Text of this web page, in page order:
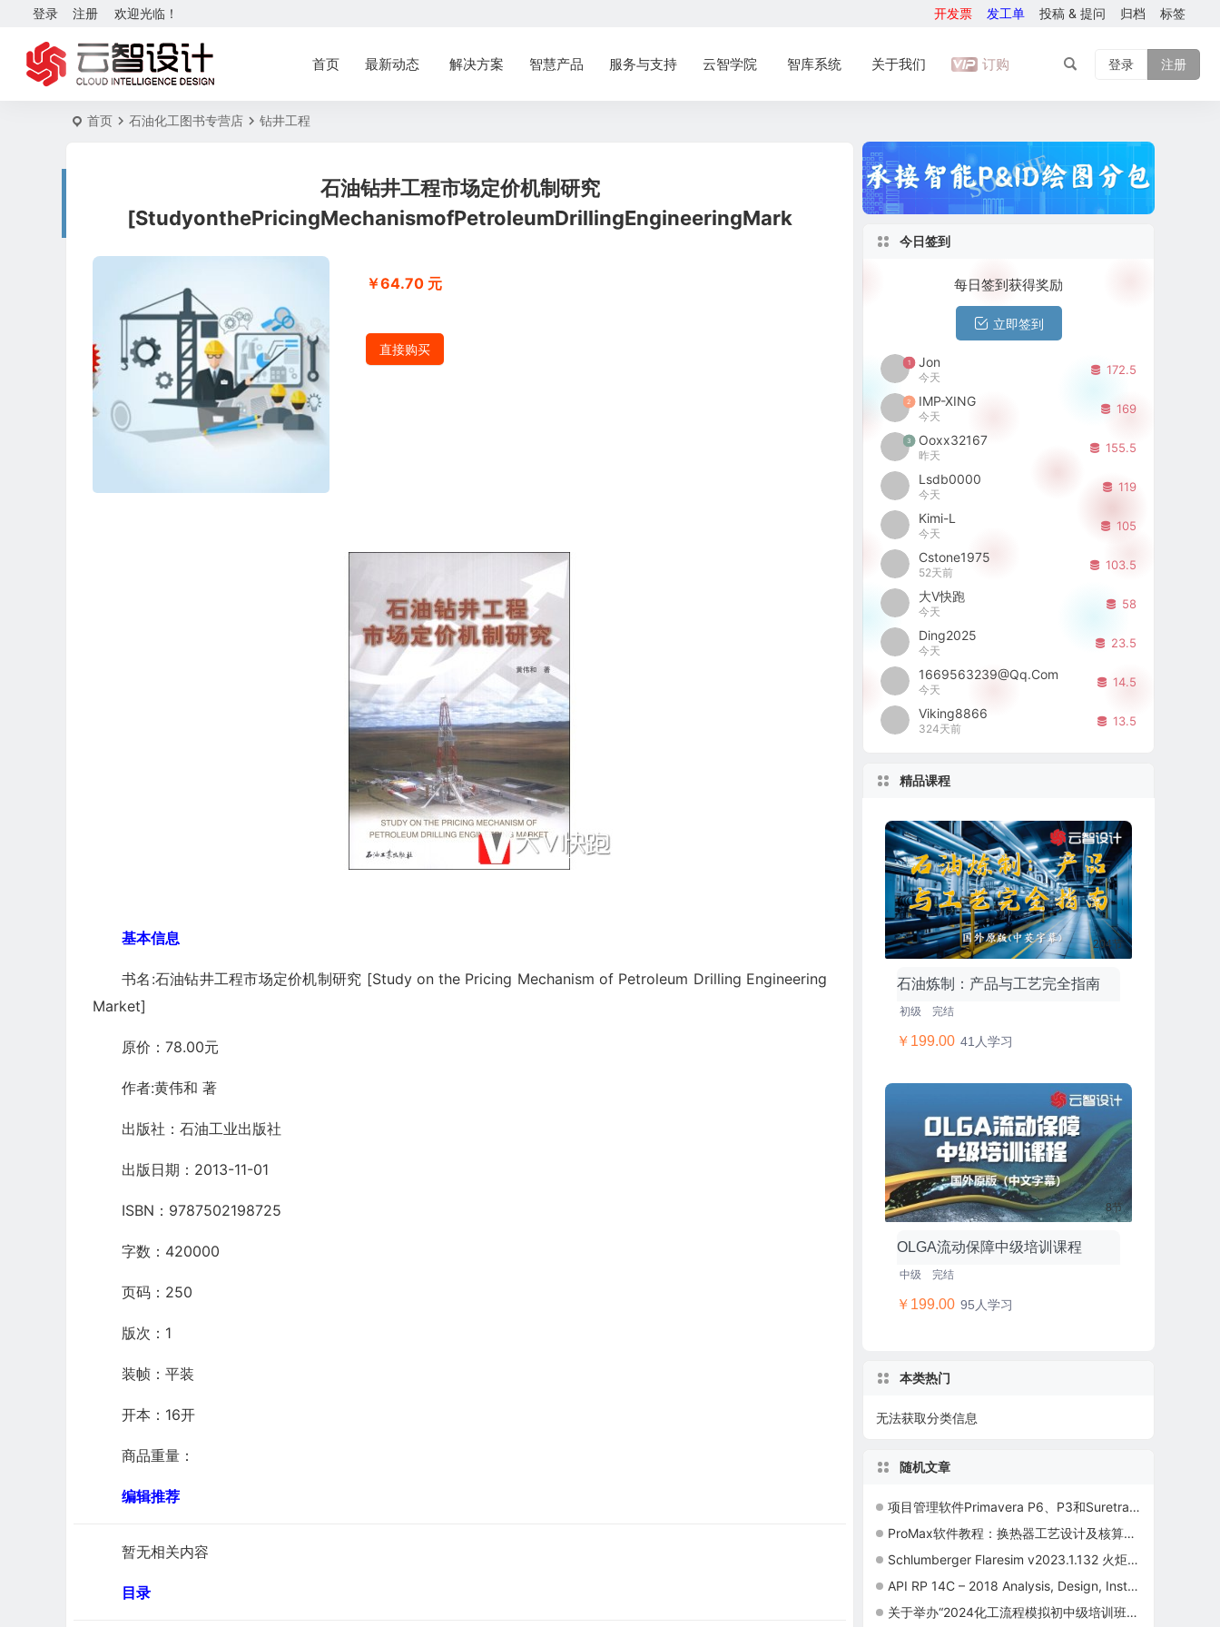
欢迎光临！
登录 注册 开发票 发工单 投稿 & 提问 归档 标签
首页 最新动态 解决方案 智慧产品 服务与支持 云智学院 智库系统 关于我们 订购 登录 注册
首页 石油化工图书专营店 钻井工程
石油钻井工程市场定价机制研究
[StudyonthePricingMechanismofPetroleumDrillingEngineeringMark
￥64.70 元
直接购买
基本信息
书名:石油钻井工程市场定价机制研究 [Study on the Pricing Mechanism of Petroleum Drilling Engineering
Market]
原价：78.00元
作者:黄伟和 著
出版社：石油工业出版社
出版日期：2013-11-01
ISBN：9787502198725
字数：420000
页码：250
版次：1
装帧：平装
开本：16开
商品重量：
编辑推荐
暂无相关内容
目录
今日签到
每日签到获得奖励
立即签到
1 Jon
今天
172.5
2 IMP-XING
今天
169
3 Ooxx32167
昨天
155.5
Lsdb0000
今天
119
Kimi-L
今天
105
Cstone1975
52天前
103.5
大V快跑
今天
58
Ding2025
今天
23.5
1669563239@qq.com
今天
14.5
Viking8866
324天前
13.5
精品课程
204节
石油炼制：产品与工艺完全指南
初级 完结
￥199.00 41人学习
8节
OLGA流动保障中级培训课程
中级 完结
￥199.00 95人学习
本类热门
无法获取分类信息
随机文章
项目管理软件Primavera P6、P3和Suretrak的区别
ProMax软件教程：换热器工艺设计及核算功能
Schlumberger Flaresim v2023.1.132 火炬计算软件新版本
API RP 14C – 2018 Analysis, Design, Installation and Testing of Safety Systems for Offshore Production Facilities
关于举办“2024化工流程模拟初中级培训班”的通知